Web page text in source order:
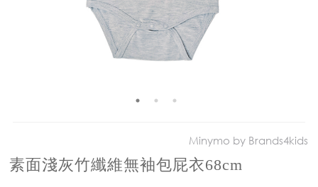
Minymo by Brands4kids
素面淺灰竹纖維無袖包屁衣68cm